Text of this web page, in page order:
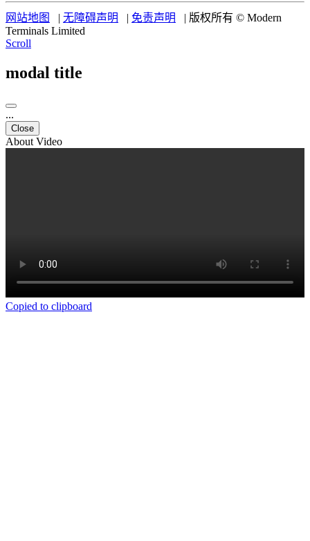
网站地图 | 无障碍声明 | 免责声明 | 版权所有 © Modern
Terminals Limited
Scroll
modal title
...
Close
About Video
Copied to clipboard